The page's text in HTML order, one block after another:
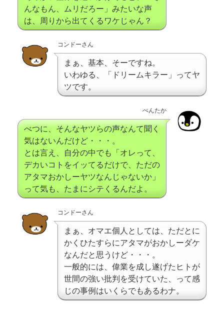
んなもん、ムリだろー」みたいな声
は、周りから出てくるワケじゃん？
コンドーさん
まぁ、基本、そーですね。
いわゆる、「ドリームキラー」ってヤ
ツです。
ぺんたか
べつに、そんなヤツらの声なんて聞く
気はないんだけど・・・。
とは言え、自分の中でも「オレって、
デカいコトをイッてるだけで、ただの
アタマおかしーヤツなんじゃないか」
って気も、たまにシテくるんだよ。
コンドーさん
まぁ、オマエ個人としては、ただとに
かくひたすらにアタマがおかしーダケ
なんだと思うけど・・・。
一般的には、偉業を成し遂げたヒトが
世間の強い批判を受けていた、って感
じの事例はいくらでもあるわナ。